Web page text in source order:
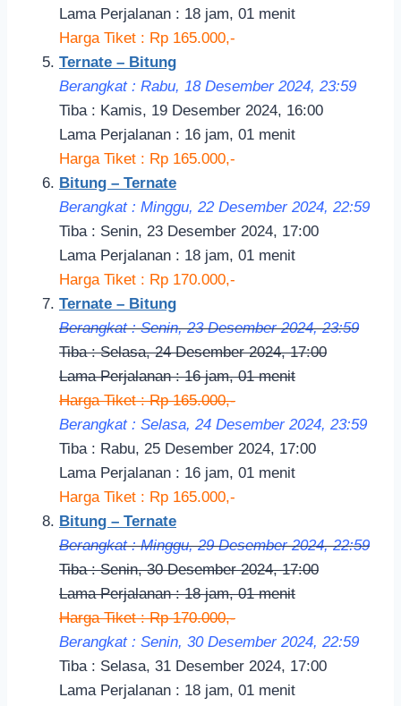
Lama Perjalanan : 18 jam, 01 menit
Harga Tiket : Rp 165.000,-
Ternate – Bitung
Berangkat : Rabu, 18 Desember 2024, 23:59
Tiba : Kamis, 19 Desember 2024, 16:00
Lama Perjalanan : 16 jam, 01 menit
Harga Tiket : Rp 165.000,-
Bitung – Ternate
Berangkat : Minggu, 22 Desember 2024, 22:59
Tiba : Senin, 23 Desember 2024, 17:00
Lama Perjalanan : 18 jam, 01 menit
Harga Tiket : Rp 170.000,-
Ternate – Bitung
Berangkat : Senin, 23 Desember 2024, 23:59
Tiba : Selasa, 24 Desember 2024, 17:00
Lama Perjalanan : 16 jam, 01 menit
Harga Tiket : Rp 165.000,-
Berangkat : Selasa, 24 Desember 2024, 23:59
Tiba : Rabu, 25 Desember 2024, 17:00
Lama Perjalanan : 16 jam, 01 menit
Harga Tiket : Rp 165.000,-
Bitung – Ternate
Berangkat : Minggu, 29 Desember 2024, 22:59
Tiba : Senin, 30 Desember 2024, 17:00
Lama Perjalanan : 18 jam, 01 menit
Harga Tiket : Rp 170.000,-
Berangkat : Senin, 30 Desember 2024, 22:59
Tiba : Selasa, 31 Desember 2024, 17:00
Lama Perjalanan : 18 jam, 01 menit